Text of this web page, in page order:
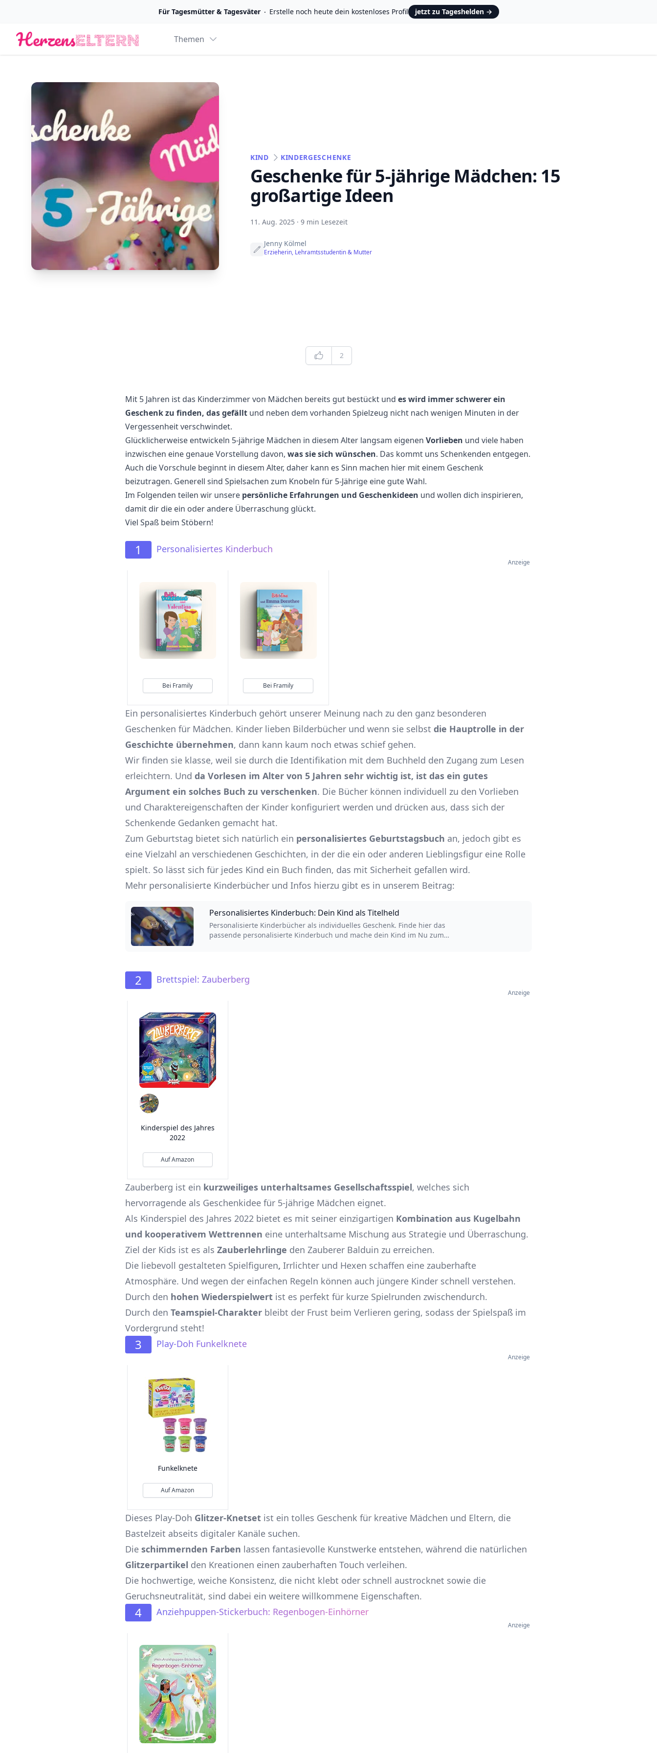
Für Tagesmütter & Tagesväter Erstelle noch heute dein kostenloses Profil jetzt zu Tageshelden →
Logo Themen
KIND KINDERGESCHENKE
Geschenke für 5-jährige Mädchen: 15
großartige Ideen
11. Aug. 2025 · 9 min Lesezeit
Jenny Kölmel
Erzieherin, Lehramtsstudentin & Mutter
Edit Likes
2
Mit 5 Jahren ist das Kinderzimmer von Mädchen bereits gut bestückt und es wird immer schwerer ein
Geschenk zu finden, das gefällt und neben dem vorhanden Spielzeug nicht nach wenigen Minuten in der
Vergessenheit verschwindet.
Glücklicherweise entwickeln 5-jährige Mädchen in diesem Alter langsam eigenen Vorlieben und viele haben
inzwischen eine genaue Vorstellung davon, was sie sich wünschen. Das kommt uns Schenkenden entgegen.
Auch die Vorschule beginnt in diesem Alter, daher kann es Sinn machen hier mit einem Geschenk
beizutragen. Generell sind Spielsachen zum Knobeln für 5-Jährige eine gute Wahl.
Im Folgenden teilen wir unsere persönliche Erfahrungen und Geschenkideen und wollen dich inspirieren,
damit dir die ein oder andere Überraschung glückt.
Viel Spaß beim Stöbern!
1 Personalisiertes Kinderbuch
Anzeige
Bei Framily Bei Framily
Ein personalisiertes Kinderbuch gehört unserer Meinung nach zu den ganz besonderen
Geschenken für Mädchen. Kinder lieben Bilderbücher und wenn sie selbst die Hauptrolle in der
Geschichte übernehmen, dann kann kaum noch etwas schief gehen.
Wir finden sie klasse, weil sie durch die Identifikation mit dem Buchheld den Zugang zum Lesen
erleichtern. Und da Vorlesen im Alter von 5 Jahren sehr wichtig ist, ist das ein gutes
Argument ein solches Buch zu verschenken. Die Bücher können individuell zu den Vorlieben
und Charaktereigenschaften der Kinder konfiguriert werden und drücken aus, dass sich der
Schenkende Gedanken gemacht hat.
Zum Geburtstag bietet sich natürlich ein personalisiertes Geburtstagsbuch an, jedoch gibt es
eine Vielzahl an verschiedenen Geschichten, in der die ein oder anderen Lieblingsfigur eine Rolle
spielt. So lässt sich für jedes Kind ein Buch finden, das mit Sicherheit gefallen wird.
Mehr personalisierte Kinderbücher und Infos hierzu gibt es in unserem Beitrag:
Personalisiertes Kinderbuch: Dein Kind als Titelheld
Personalisierte Kinderbücher als individuelles Geschenk. Finde hier das
passende personalisierte Kinderbuch und mache dein Kind im Nu zum
2 Brettspiel: Zauberberg
Anzeige
Kinderspiel des Jahres
2022
Auf Amazon
Zauberberg ist ein kurzweiliges unterhaltsames Gesellschaftsspiel, welches sich
hervorragende als Geschenkidee für 5-jährige Mädchen eignet.
Als Kinderspiel des Jahres 2022 bietet es mit seiner einzigartigen Kombination aus Kugelbahn
und kooperativem Wettrennen eine unterhaltsame Mischung aus Strategie und Überraschung.
Ziel der Kids ist es als Zauberlehrlinge den Zauberer Balduin zu erreichen.
Die liebevoll gestalteten Spielfiguren, Irrlichter und Hexen schaffen eine zauberhafte
Atmosphäre. Und wegen der einfachen Regeln können auch jüngere Kinder schnell verstehen.
Durch den hohen Wiederspielwert ist es perfekt für kurze Spielrunden zwischendurch.
Durch den Teamspiel-Charakter bleibt der Frust beim Verlieren gering, sodass der Spielspaß im
Vordergrund steht!
3 Play-Doh Funkelknete
Anzeige
Funkelknete
Auf Amazon
Dieses Play-Doh Glitzer-Knetset ist ein tolles Geschenk für kreative Mädchen und Eltern, die
Bastelzeit abseits digitaler Kanäle suchen.
Die schimmernden Farben lassen fantasievolle Kunstwerke entstehen, während die natürlichen
Glitzerpartikel den Kreationen einen zauberhaften Touch verleihen.
Die hochwertige, weiche Konsistenz, die nicht klebt oder schnell austrocknet sowie die
Geruchsneutralität, sind dabei ein weitere willkommene Eigenschaften.
4 Anziehpuppen-Stickerbuch: Regenbogen-Einhörner
Anzeige